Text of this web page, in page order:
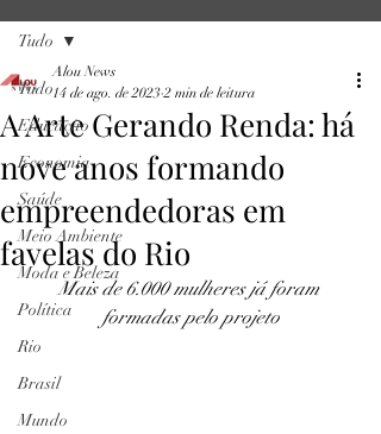
Tudo
Educação
Economia
Saúde
Meio Ambiente
Moda e Beleza
Política
Rio
Brasil
Mundo
Tudo
A Arte Gerando Renda: há
nove anos formando
empreendedoras em
favelas do Rio
Alou News
14 de ago. de 2023 2 min de leitura
Mais de 6.000 mulheres já foram
formadas pelo projeto